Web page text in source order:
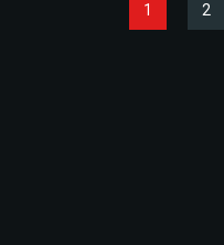
1 2